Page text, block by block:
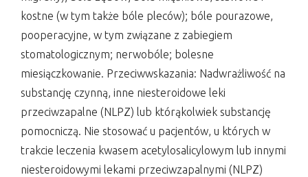
kostne (w tym także bóle pleców); bóle pourazowe,
pooperacyjne, w tym związane z zabiegiem
stomatologicznym; nerwobóle; bolesne
miesiączkowanie. Przeciwwskazania: Nadwrażliwość na
substancję czynną, inne niesteroidowe leki
przeciwzapalne (NLPZ) lub którąkolwiek substancję
pomocniczą. Nie stosować u pacjentów, u których w
trakcie leczenia kwasem acetylosalicylowym lub innymi
niesteroidowymi lekami przeciwzapalnymi (NLPZ)